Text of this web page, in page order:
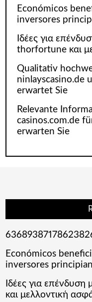
Económicos
inversores
Ιδέες για
thorfortune και
Qualitativ
ninlayscasino.de
erwartet Sie
Relevante
casinos.com.de
erwarten Sie
Económicos
inversores
Ιδέες για
και μελλοντική